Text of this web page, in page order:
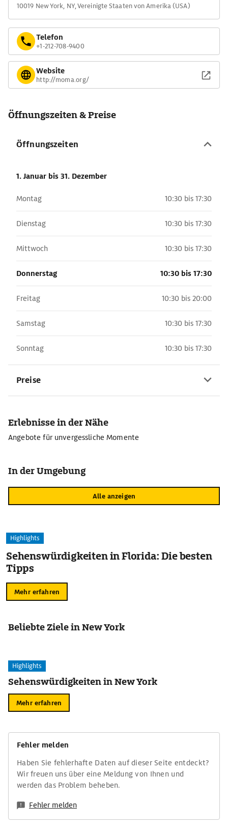
10019 New York, NY, Vereinigte Staaten von Amerika (USA)
Telefon
+1-212-708-9400
Website
http://moma.org/
Öffnungszeiten & Preise
Öffnungszeiten
1. Januar bis 31. Dezember
Montag 10:30 bis 17:30
Dienstag 10:30 bis 17:30
Mittwoch 10:30 bis 17:30
Donnerstag 10:30 bis 17:30
Freitag 10:30 bis 20:00
Samstag 10:30 bis 17:30
Sonntag 10:30 bis 17:30
Preise
Erlebnisse in der Nähe
Angebote für unvergessliche Momente
In der Umgebung
Alle anzeigen
Highlights
Sehenswürdigkeiten in Florida: Die besten
Tipps
Mehr erfahren
Beliebte Ziele in New York
Highlights
Sehenswürdigkeiten in New York
Mehr erfahren
Fehler melden
Haben Sie fehlerhafte Daten auf dieser Seite entdeckt?
Wir freuen uns über eine Meldung von Ihnen und
werden das Problem beheben.
Fehler melden